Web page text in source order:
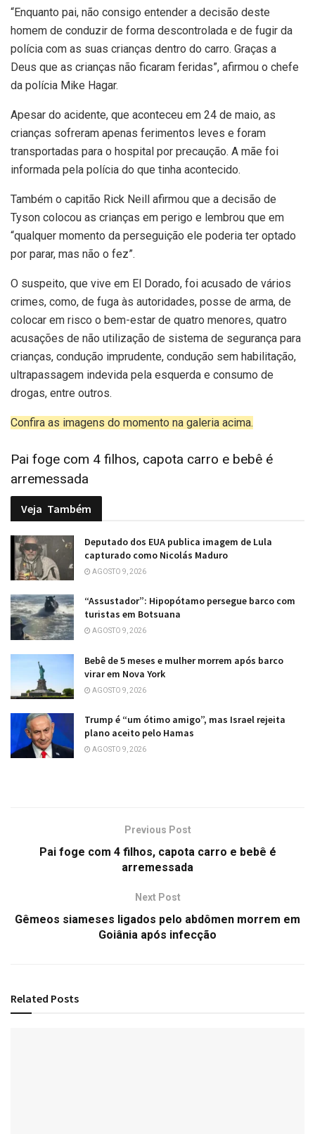
“Enquanto pai, não consigo entender a decisão deste
homem de conduzir de forma descontrolada e de fugir da
polícia com as suas crianças dentro do carro. Graças a
Deus que as crianças não ficaram feridas”, afirmou o chefe
da polícia Mike Hagar.
Apesar do acidente, que aconteceu em 24 de maio, as
crianças sofreram apenas ferimentos leves e foram
transportadas para o hospital por precaução. A mãe foi
informada pela polícia do que tinha acontecido.
Também o capitão Rick Neill afirmou que a decisão de
Tyson colocou as crianças em perigo e lembrou que em
“qualquer momento da perseguição ele poderia ter optado
por parar, mas não o fez”.
O suspeito, que vive em El Dorado, foi acusado de vários
crimes, como, de fuga às autoridades, posse de arma, de
colocar em risco o bem-estar de quatro menores, quatro
acusações de não utilização de sistema de segurança para
crianças, condução imprudente, condução sem habilitação,
ultrapassagem indevida pela esquerda e consumo de
drogas, entre outros.
Confira as imagens do momento na galeria acima.
Pai foge com 4 filhos, capota carro e bebê é
arremessada
Veja Também
Deputado dos EUA publica imagem de Lula
capturado como Nicolás Maduro
AGOSTO 9, 2026
“Assustador”: Hipopótamo persegue barco com
turistas em Botsuana
AGOSTO 9, 2026
Bebê de 5 meses e mulher morrem após barco
virar em Nova York
AGOSTO 9, 2026
Trump é “um ótimo amigo”, mas Israel rejeita
plano aceito pelo Hamas
AGOSTO 9, 2026
Previous Post
Pai foge com 4 filhos, capota carro e bebê é
arremessada
Next Post
Gêmeos siameses ligados pelo abdômen morrem em
Goiânia após infecção
Related Posts